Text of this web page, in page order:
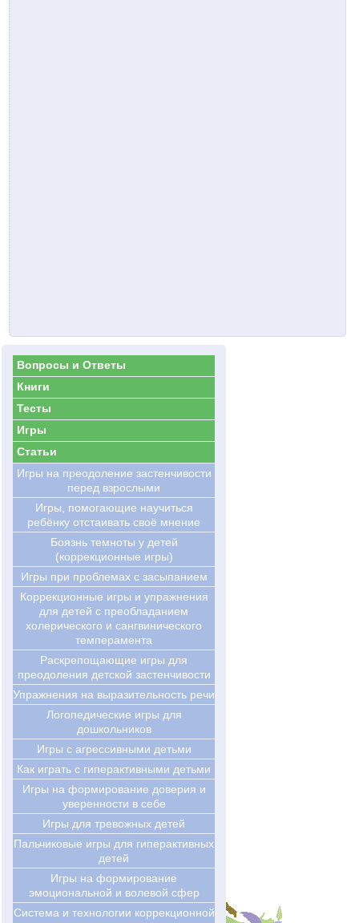
Вопросы и Ответы
Книги
Тесты
Игры
Статьи
Игры на преодоление застенчивости
перед взрослыми
Игры, помогающие научиться
ребёнку отстаивать своё мнение
Боязнь темноты у детей
(коррекционные игры)
Игры при проблемах с засыпанием
Коррекционные игры и упражнения
для детей с преобладанием
холерического и сангвинического
темперамента
Раскрепощающие игры для
преодоления детской застенчивости
Упражнения на выразительность речи
Логопедические игры для
дошкольников
Игры с агрессивными детьми
Как играть с гиперактивными детьми
Игры на формирование доверия и
уверенности в себе
Игры для тревожных детей
Пальчиковые игры для гиперактивных
детей
Игры на формирование
эмоциональной и волевой сфер
Система и технологии коррекционной